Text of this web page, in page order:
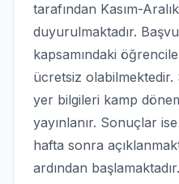
tarafından Kasım-
duyurulmaktadır.
kapsamındaki
ücretsiz olabilmektedir.
yer bilgileri kamp
yayınlanır. Sonuçlar
hafta sonra
ardından başlamaktadır.